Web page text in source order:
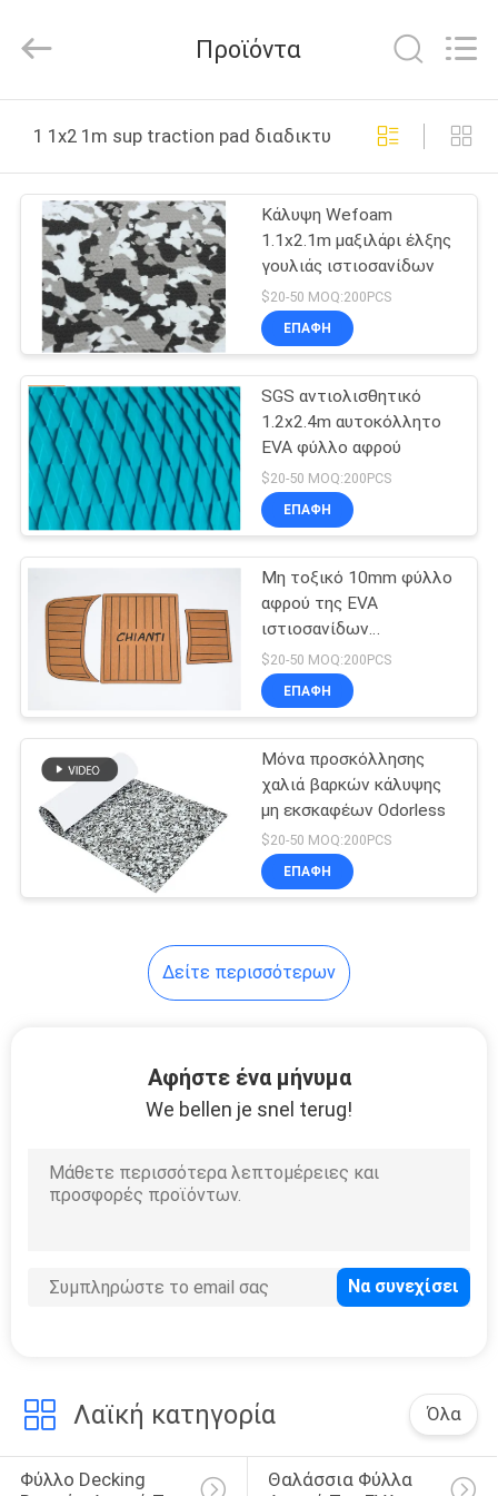
ΠΡΟΪΌΝΤΑ
ΒΊΝΤΕΟ
ΠΕΡΊΠΟΥ
ΕΜΕΊΣ
ΓΎΡΟΣ
ΕΡΓΟΣΤΑΣΊΩΝ
ΠΟΙΟΤΙΚΌΣ
ΈΛΕΓΧΟΣ
ΜΑΣ
ΣΕ
ΕΠΑΦΉ
ΜΕ
ΕΙΔΉΣΕΙΣ
PRIVACY
POLICY
Co.,Ltd.
Developed
Προϊόντα
1 1x2 1m sup traction pad διαδικτυακή κατασκευή
Κάλυψη Wefoam
1.1x2.1m μαξιλάρι έλξης
γουλιάς ιστιοσανίδων
$20-50 MOQ:200PCS
ΕΠΑΦΉ
SGS αντιολισθητικό
1.2x2.4m αυτοκόλλητο
EVA φύλλο αφρού
$20-50 MOQ:200PCS
ΕΠΑΦΉ
Μη τοξικό 10mm φύλλο
αφρού της EVA
ιστιοσανίδων
αυτοκόλλητο
$20-50 MOQ:200PCS
ΕΠΑΦΉ
Μόνα προσκόλλησης
χαλιά βαρκών κάλυψης
μη εκσκαφέων Odorless
$20-50 MOQ:200PCS
ΕΠΑΦΉ
Δείτε περισσότερων
Αφήστε ένα μήνυμα
We bellen je snel terug!
Λαϊκή κατηγορία Όλα
Φύλλο Decking
Θαλάσσια Φύλλα